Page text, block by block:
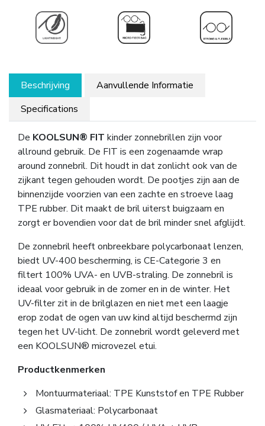
Beschrijving
Aanvullende Informatie
Specifications
De KOOLSUN® FIT kinder zonnebrillen zijn voor
allround gebruik. De FIT is een zogenaamde wrap
around zonnebril. Dit houdt in dat zonlicht ook van de
zijkant tegen gehouden wordt. De pootjes zijn aan de
binnenzijde voorzien van een zachte en stroeve laag
TPE rubber. Dit maakt de bril uiterst buigzaam en
zorgt er bovendien voor dat de bril minder snel afglijdt.
De zonnebril heeft onbreekbare polycarbonaat lenzen,
biedt UV-400 bescherming, is CE-Categorie 3 en
filtert 100% UVA- en UVB-straling. De zonnebril is
ideaal voor gebruik in de zomer en in de winter. Het
UV-filter zit in de brilglazen en niet met een laagje
erop zodat de ogen van uw kind altijd beschermd zijn
tegen het UV-licht. De zonnebril wordt geleverd met
een KOOLSUN® microvezel etui.
Productkenmerken
Montuurmateriaal: TPE Kunststof en TPE Rubber
Glasmateriaal: Polycarbonaat